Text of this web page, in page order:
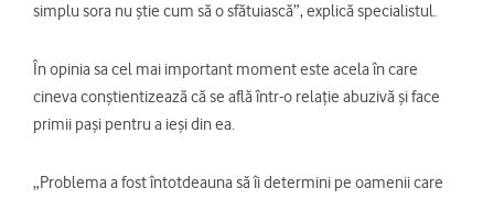
simplu sora nu știe cum să o sfătuiască”, explică specialistul.
În opinia sa cel mai important moment este acela în care
cineva conștientizează că se află într-o relație abuzivă și face
primii pași pentru a ieși din ea.
„Problema a fost întotdeauna să îi determini pe oamenii care